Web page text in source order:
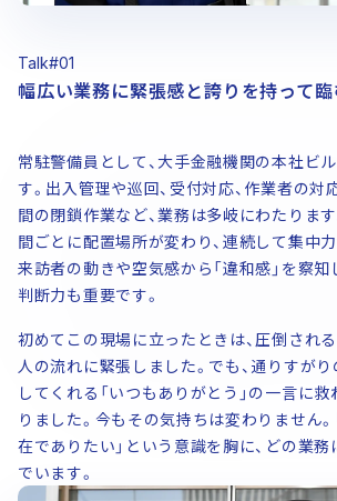
Recruitment
採用情報
募集要項（グループ合同募集）
採用
インターンシップ情報
グループ会社採用
全国各地のALSOK
ALSOKの建物管理
ALSOKの採用情報
中途採用トップ 障がい者採用
Talk#01
幅広い業務に緊張感と誇りを持って臨
常駐警備員として、大手金融機関の本社ビ
す。出入管理や巡回、受付対応、作業者の対
間の閉鎖作業など、業務は多岐にわたりま
間ごとに配置場所が変わり、連続して集中
来訪者の動きや空気感から「違和感」を察知
判断力も重要です。
初めてこの現場に立ったときは、圧倒され
人の流れに緊張しました。でも、通りすが
してくれる「いつもありがとう」の一言に救
りました。今もその気持ちは変わりません
在でありたい」という意識を胸に、どの業
でいます。